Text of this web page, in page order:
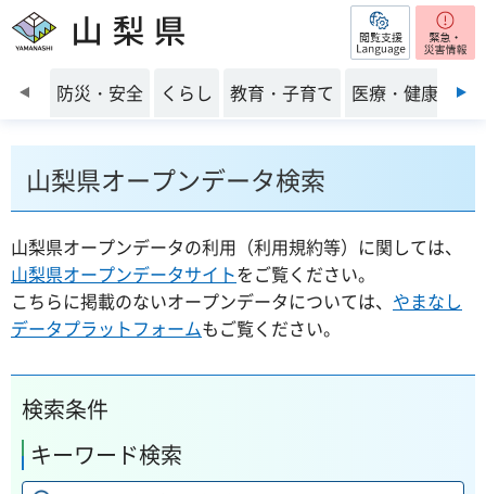
山梨県 閲覧支援
前のスライドを表示
防災・安全 くらし 教育・子育て 医療・健康・福
山梨県オープンデータ検索
山梨県オープンデータの利用（利用規約等）に関しては、
山梨県オープンデータサイトをご覧ください。
こちらに掲載のないオープンデータについては、 やまなし
データプラットフォームもご覧ください。
検索条件
キーワード検索